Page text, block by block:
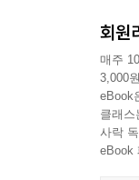
사람
서
다는
은 없
위해
“우리
진실
존재
조금
회원
매주
3,000
eBook
클래
사락
eBook